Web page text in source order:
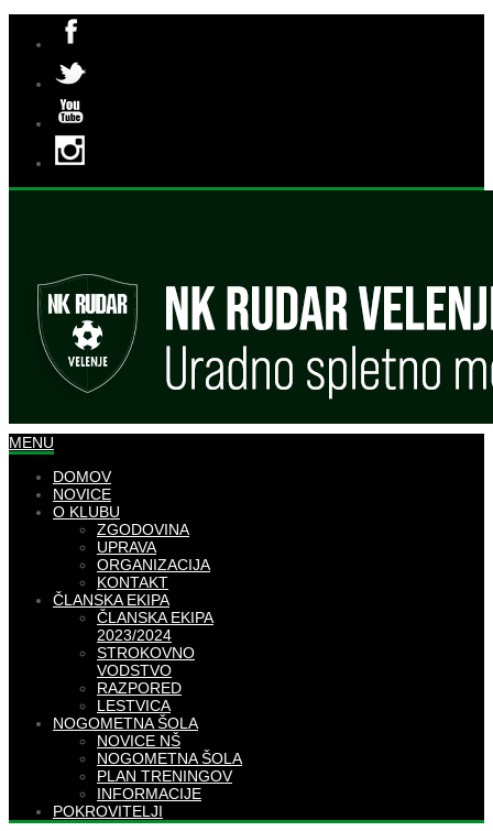
MENU
DOMOV
NOVICE
O KLUBU
ZGODOVINA
UPRAVA
ORGANIZACIJA
KONTAKT
ČLANSKA EKIPA
ČLANSKA EKIPA
2023/2024
STROKOVNO
VODSTVO
RAZPORED
LESTVICA
NOGOMETNA ŠOLA
NOVICE NŠ
NOGOMETNA ŠOLA
PLAN TRENINGOV
INFORMACIJE
POKROVITELJI